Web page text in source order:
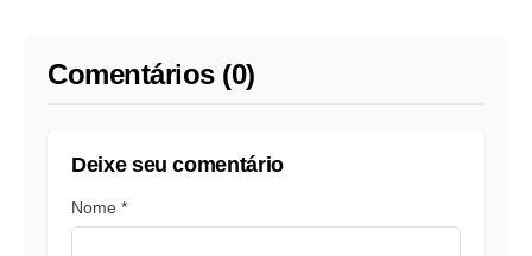
Comentários (0)
Deixe seu comentário
Nome *